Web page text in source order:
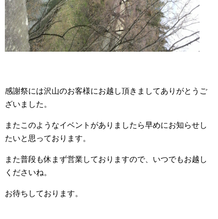
感謝祭には沢山のお客様にお越し頂きましてありがとうご
ざいました。
またこのようなイベントがありましたら早めにお知らせし
たいと思っております。
また普段も休まず営業しておりますので、いつでもお越し
くださいね。
お待ちしております。